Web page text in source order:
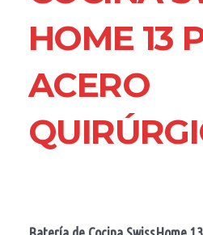
HOME 13
ACERO